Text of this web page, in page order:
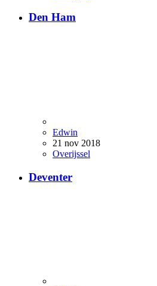
Den Ham
Edwin
21 nov 2018
Overijssel
Deventer